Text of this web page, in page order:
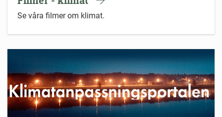
Se våra filmer om klimat.